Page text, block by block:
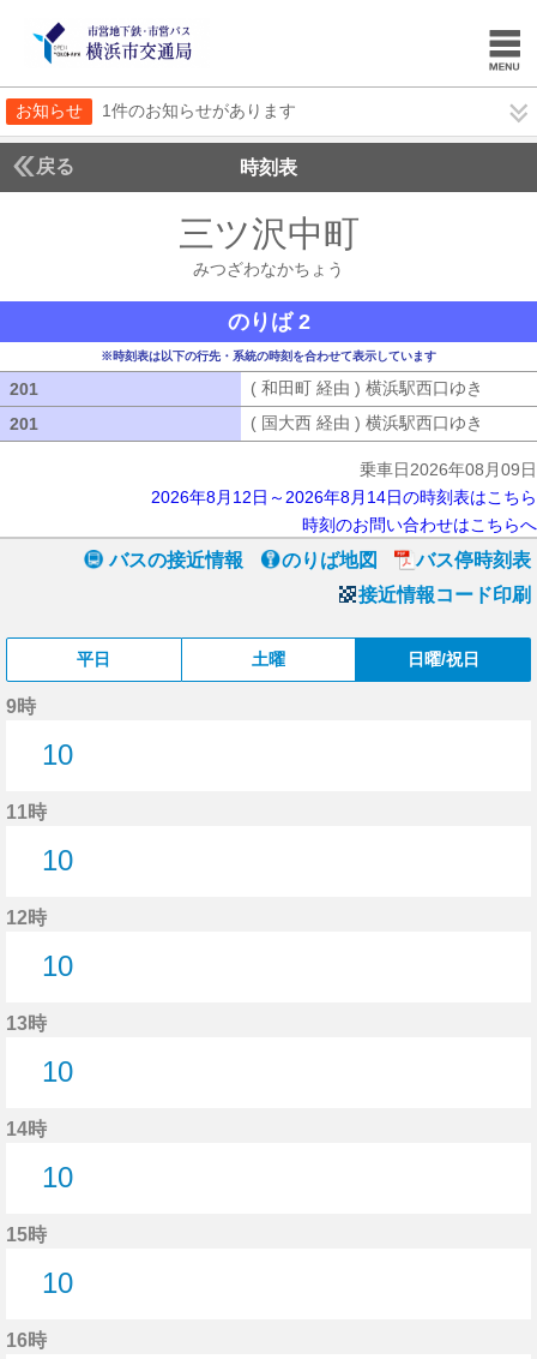
お知らせ 1件のお知らせがあります
戻る 時刻表
三ツ沢中町
みつざわなかちょう
のりば 2
※時刻表は以下の行先・系統の時刻を合わせて表示しています
201 ( 和田町 経由 ) 横浜駅西口ゆき
201
( 国大西 経由 ) 横浜駅西口ゆき
乗車日2026年08月09日
2026年8月12日～2026年8月14日の時刻表はこちら
時刻のお問い合わせはこちらへ
バスの接近情報 のりば地図
バス停時刻表
接近情報コード印刷
平日 土曜 日曜/祝日
9時
10
11時
10
12時
10
13時
10
14時
10
15時
10
16時